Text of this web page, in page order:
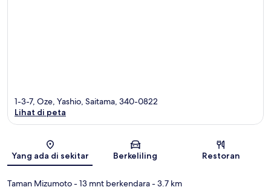
Peta
1-3-7, Oze, Yashio, Saitama, 340-0822
Lihat di peta
Yang ada di sekitar Berkeliling Restoran
Taman Mizumoto- 13 mnt berkendara- 3.7 km